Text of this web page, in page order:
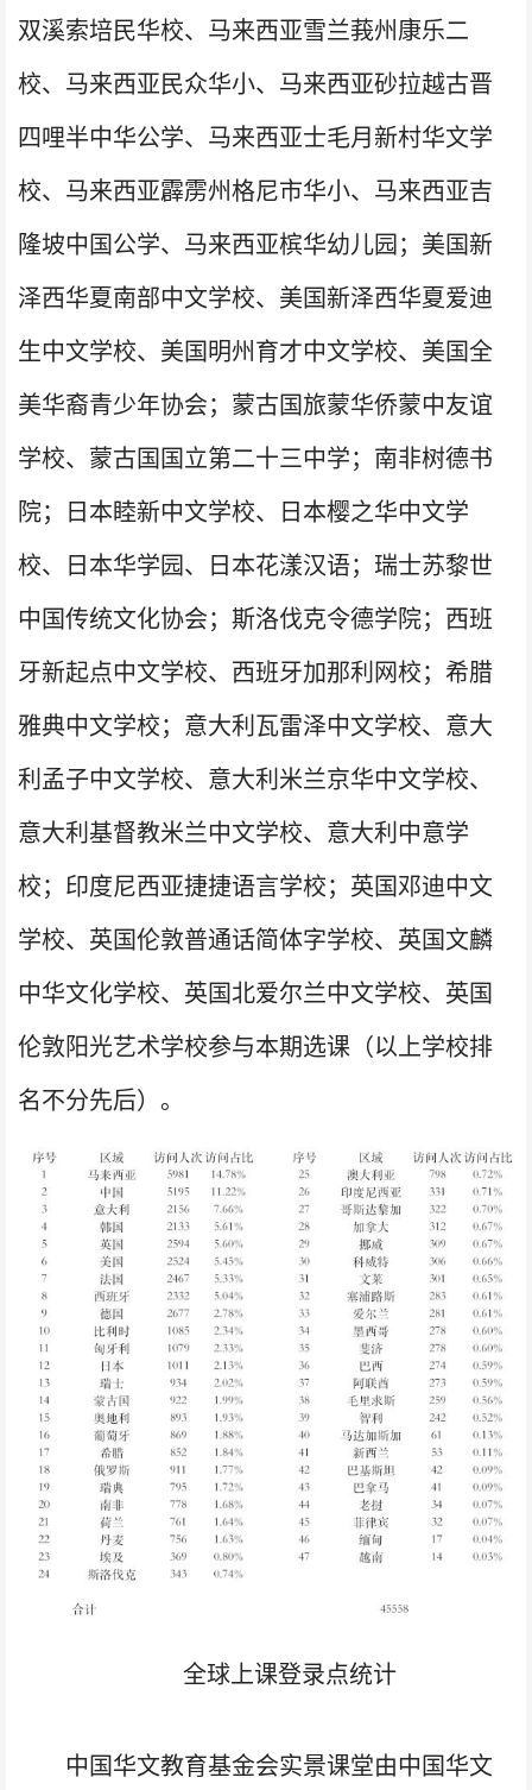
双溪索培民华校、马来西亚雪兰莪州康乐二
校、马来西亚民众华小、马来西亚砂拉越古晋
四哩半中华公学、马来西亚士毛月新村华文学
校、马来西亚霹雳州格尼市华小、马来西亚吉
隆坡中国公学、马来西亚槟华幼儿园；美国新
泽西华夏南部中文学校、美国新泽西华夏爱迪
生中文学校、美国明州育才中文学校、美国全
美华裔青少年协会；蒙古国旅蒙华侨蒙中友谊
学校、蒙古国国立第二十三中学；南非树德书
院；日本睦新中文学校、日本樱之华中文学
校、日本华学园、日本花漾汉语；瑞士苏黎世
中国传统文化协会；斯洛伐克令德学院；西班
牙新起点中文学校、西班牙加那利网校；希腊
雅典中文学校；意大利瓦雷泽中文学校、意大
利孟子中文学校、意大利米兰京华中文学校、
意大利基督教米兰中文学校、意大利中意学
校；印度尼西亚捷捷语言学校；英国邓迪中文
学校、英国伦敦普通话简体字学校、英国文麟
中华文化学校、英国北爱尔兰中文学校、英国
伦敦阳光艺术学校参与本期选课（以上学校排
名不分先后）。
全球上课登录点统计
中国华文教育基金会实景课堂由中国华文